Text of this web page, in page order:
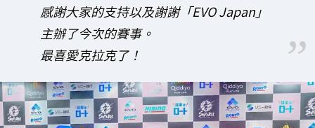
感謝大家的支持以及謝謝「EVO Japan」
主辦了今次的賽事。
最喜愛克拉克了！